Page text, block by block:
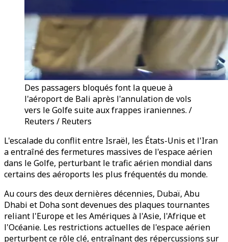
Des passagers bloqués font la queue à
l'aéroport de Bali après l'annulation de vols
vers le Golfe suite aux frappes iraniennes. /
Reuters / Reuters
L'escalade du conflit entre Israël, les États-Unis et l'Iran
a entraîné des fermetures massives de l'espace aérien
dans le Golfe, perturbant le trafic aérien mondial dans
certains des aéroports les plus fréquentés du monde.
Au cours des deux dernières décennies, Dubaï, Abu
Dhabi et Doha sont devenues des plaques tournantes
reliant l'Europe et les Amériques à l'Asie, l'Afrique et
l'Océanie. Les restrictions actuelles de l'espace aérien
perturbent ce rôle clé, entraînant des répercussions sur